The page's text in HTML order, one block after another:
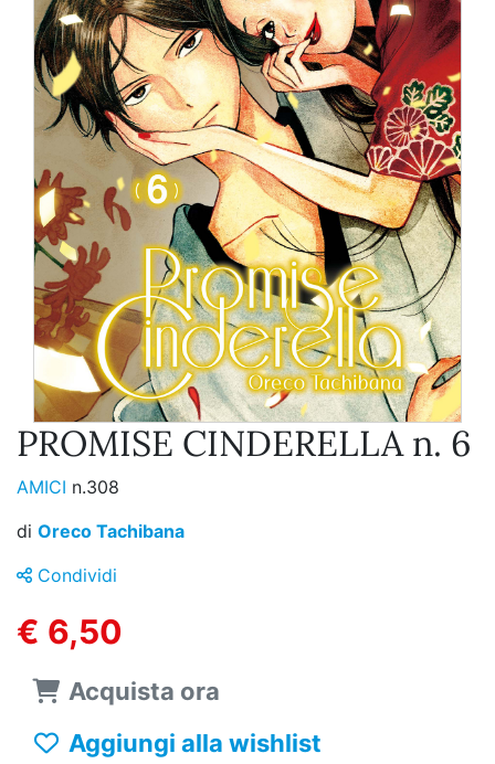
PROMISE CINDERELLA n. 6
AMICI n.308
di Oreco Tachibana
Condividi
€ 6,50
Acquista ora
Aggiungi alla wishlist